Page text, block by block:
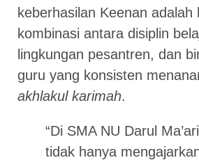
keberhasilan Keenan adalah
kombinasi antara disiplin
lingkungan pesantren, dan
guru yang konsisten
akhlakul karimah.
“Di SMA NU Darul
tidak hanya